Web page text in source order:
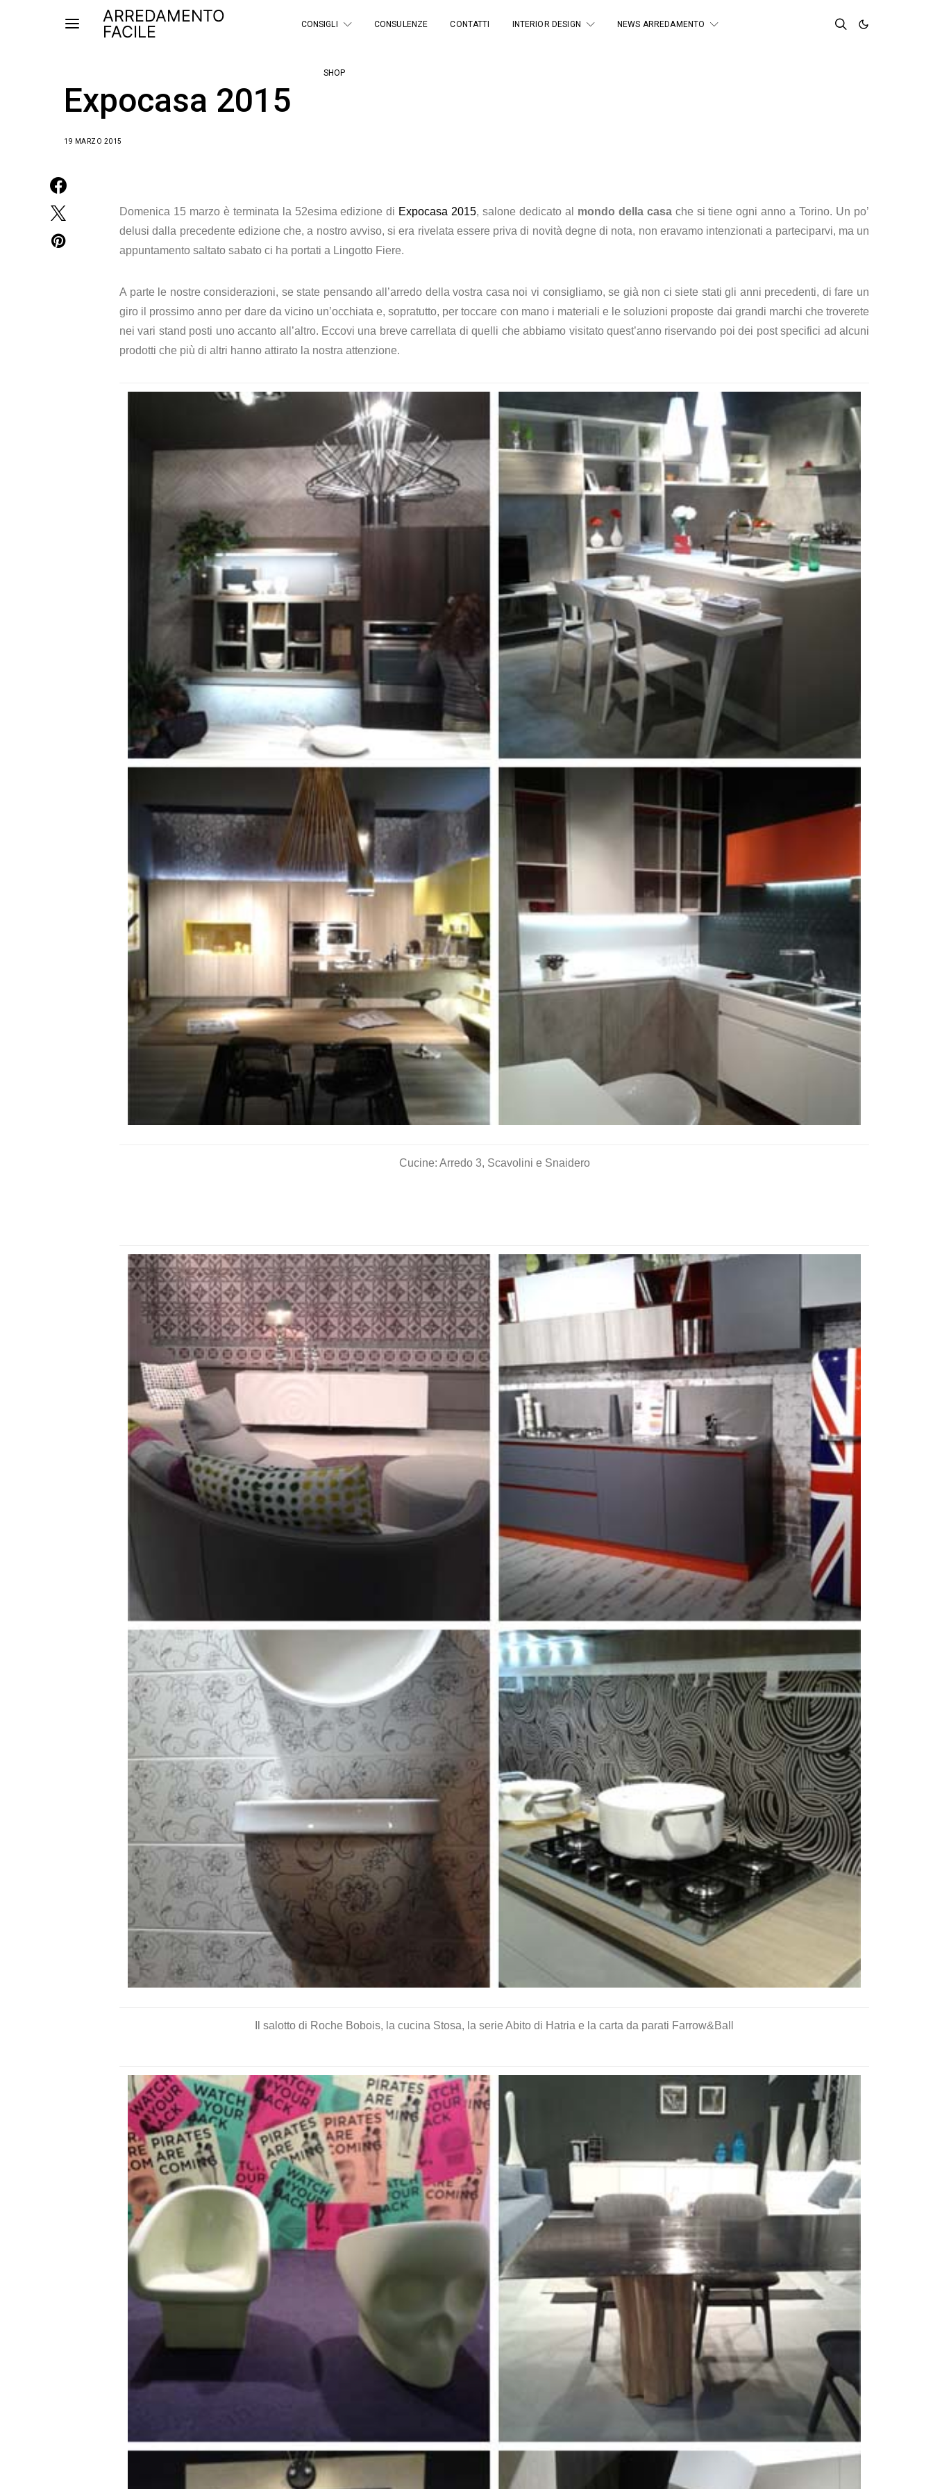
ARREDAMENTO
FACILE
CONSIGLI CONSULENZE CONTATTI INTERIOR DESIGN NEWS ARREDAMENTO
SHOP
Expocasa 2015
19 MARZO 2015
Domenica 15 marzo è terminata la 52esima edizione di Expocasa 2015, salone dedicato al mondo della casache si tiene ogni anno a Torino. Un po’
delusi dalla precedente edizione che, a nostro avviso, si era rivelata essere priva di novità degne di nota, non eravamo intenzionati a parteciparvi, ma un
appuntamento saltato sabato ci ha portati a Lingotto Fiere.
A parte le nostre considerazioni, se state pensando all’arredo della vostra casa noi vi consigliamo, se già non ci siete stati gli anni precedenti, di fare un
giro il prossimo anno per dare da vicino un’occhiata e, sopratutto, per toccare con mano i materiali e le soluzioni proposte dai grandi marchi che troverete
nei vari stand posti uno accanto all’altro. Eccovi una breve carrellata di quelli che abbiamo visitato quest’anno riservando poi dei post specifici ad alcuni
prodotti che più di altri hanno attirato la nostra attenzione.
Cucine: Arredo 3, Scavolini e Snaidero
Il salotto di Roche Bobois, la cucina Stosa, la serie Abito di Hatria e la carta da parati Farrow&Ball